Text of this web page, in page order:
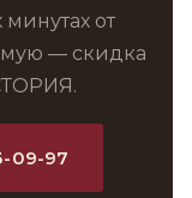
от
— скидка
09-97